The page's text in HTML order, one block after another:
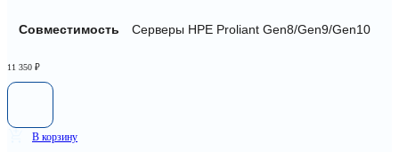
Совместимость Серверы HPE Proliant Gen8/Gen9/Gen10
11 350 ₽
В корзину